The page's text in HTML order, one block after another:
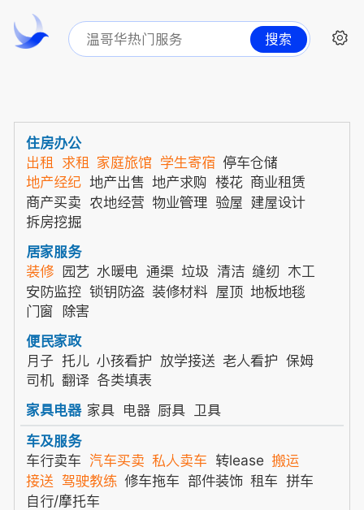
搜索
住房办公
出租
求租 家庭旅馆 学生寄宿 停车仓储
地产经纪 地产出售 地产求购 楼花 商业租赁
商产买卖 农地经营 物业管理 验屋 建屋设计
拆房挖掘
居家服务
装修 园艺 水暖电 通渠 垃圾 清洁 缝纫 木工
安防监控 锁钥防盗 装修材料 屋顶 地板地毯
门窗 除害
便民家政
月子 托儿 小孩看护 放学接送 老人看护 保姆
司机 翻译 各类填表
家具电器 家具 电器 厨具 卫具
车及服务
车行卖车 汽车买卖 私人卖车 转lease 搬运
接送 驾驶教练 修车拖车 部件装饰 租车 拼车
自行/摩托车